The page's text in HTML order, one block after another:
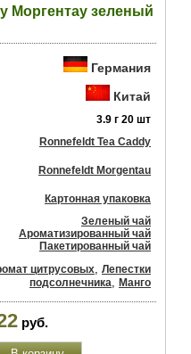
Моргентау зеленый
Германия
Китай
3.9 г 20 шт
Ronnefeldt Tea Caddy
Ronnefeldt Morgentau
Картонная упаковка
Зеленый чай
Ароматизированный чай
Пакетированный чай
цитрусовых, Лепестки
подсолнечника, Манго
руб.